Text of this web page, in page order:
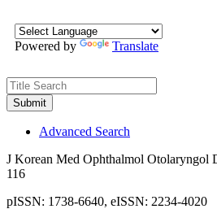
Powered by Translate
Submit
Advanced Search
J Korean Med Ophthalmol Otolaryngol
116
pISSN: 1738-6640, eISSN: 2234-4020